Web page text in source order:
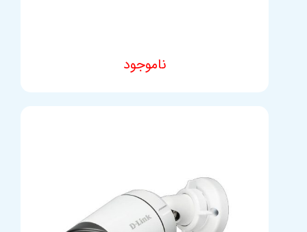
ناموجود